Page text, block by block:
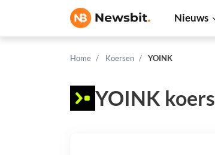
Nieuws
Home Koersen YOINK
YOINK koers